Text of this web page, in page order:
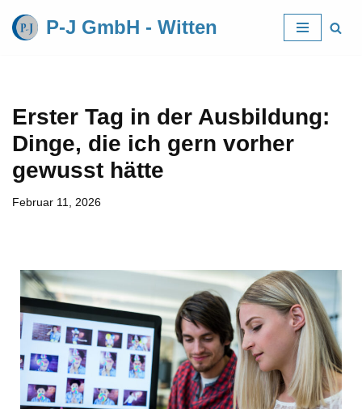
Zum
P-J GmbH - Witten
Erster Tag in der Ausbildung:
Dinge, die ich gern vorher
gewusst hätte
Februar 11, 2026